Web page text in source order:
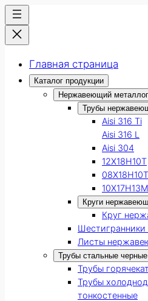
Главная страница
Каталог продукции
Нержавеющий
Трубы
Aisi 316 Ti
Aisi 316 L
Aisi 304
12Х18Н10Т
08Х18Н10Т
Круги
Круг
Листы
Трубы стальные черные
Трубы
Трубы
тонкостенные